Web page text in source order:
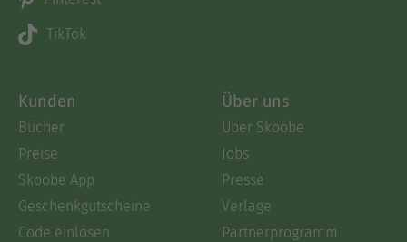
TikTok
Kunden
Bücher
Preise
Skoobe App
Geschenkgutscheine
Code einlösen
Über uns
Über Skoobe
Jobs
Presse
Verlage
Partnerprogramm